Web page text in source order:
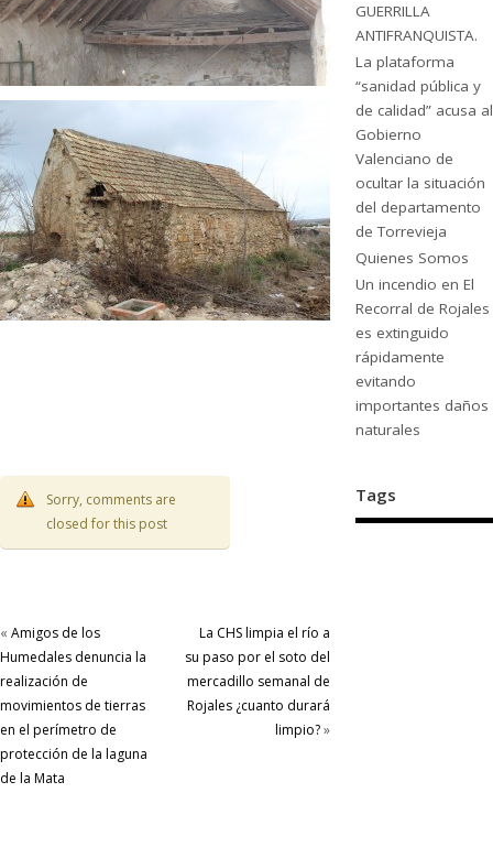
Sorry, comments are
closed for this post
« Amigos de los
Humedales denuncia la
realización de
movimientos de tierras
en el perímetro de
protección de la laguna
de la Mata
La CHS limpia el río a
su paso por el soto del
mercadillo semanal de
Rojales ¿cuanto durará
limpio?»
GUERRILLA
ANTIFRANQUISTA.
La plataforma
“sanidad pública y
de calidad” acusa al
Gobierno
Valenciano de
ocultar la situación
del departamento
de Torrevieja
Quienes Somos
Un incendio en El
Recorral de Rojales
es extinguido
rápidamente
evitando
importantes daños
naturales
Tags